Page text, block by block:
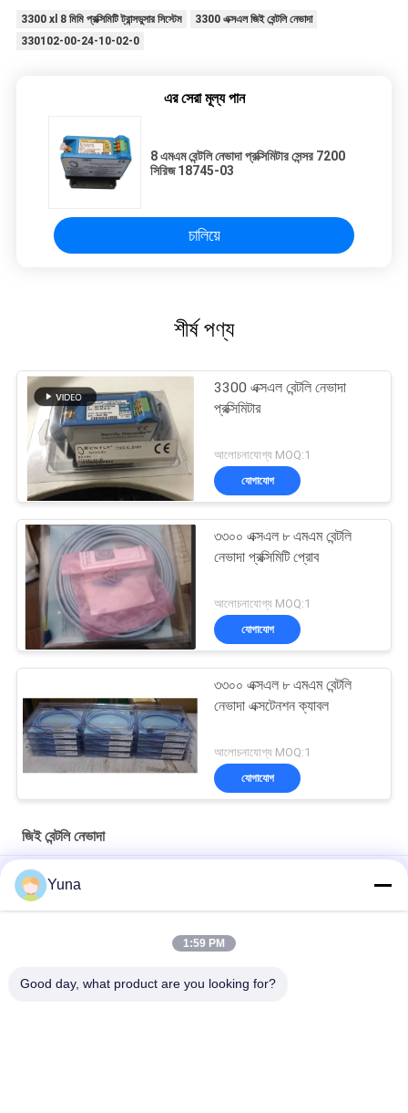
3300 xl 8 মিমি প্রক্সিমিটি ট্রান্সডুসার সিস্টেম
3300 এক্সএল জিই বেন্টলি নেভাদা
330102-00-24-10-02-0
এর সেরা মূল্য পান
8 এমএম বেন্টলি নেভাদা প্রক্সিমিটার সেন্সর 7200
সিরিজ 18745-03
চালিয়ে
শীর্ষ পণ্য
3300 এক্সএল বেন্টলি নেভাদা
প্রক্সিমিটার
আলোচনাযোগ্য MOQ:1
যোগাযোগ
৩৩০০ এক্সএল ৮ এমএম বেন্টলি
নেভাদা প্রক্সিমিটি প্রোব
আলোচনাযোগ্য MOQ:1
যোগাযোগ
৩৩০০ এক্সএল ৮ এমএম বেন্টলি
নেভাদা এক্সটেনশন ক্যাবল
আলোচনাযোগ্য MOQ:1
যোগাযোগ
জিই বেন্টলি নেভাদা
১১ এমএম ৩৩০০এক্সএল জিই বেন্টলি নেভাডা রিভার্স বেন্টলি নেভাডা প্রোব
50 মিমি 3300XL বেন্টলি নেভাদা প্রক্সিমিটি প্রোব 330709-000-050-10-02-00
8.0 মিটার 3300 XL 11Mm GE বেন্টলি নেভাদা কম্পন প্রোব 330730-080-00-
Yuna
1:59 PM
Good day, what product are you looking for?